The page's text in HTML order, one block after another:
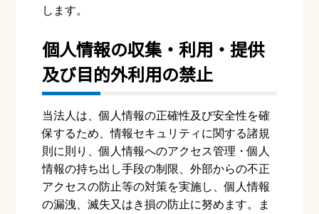
します。
個⼈情報の収集・利⽤・提供
及び⽬的外利⽤の禁⽌
当法⼈は、個⼈情報の正確性及び安全性を確
保するため、情報セキュリティに関する諸規
則に則り、個⼈情報へのアクセス管理・個⼈
情報の持ち出し⼿段の制限、外部からの不正
アクセスの防⽌等の対策を実施し、個⼈情報
の漏洩、滅失⼜はき損の防⽌に努めます。ま